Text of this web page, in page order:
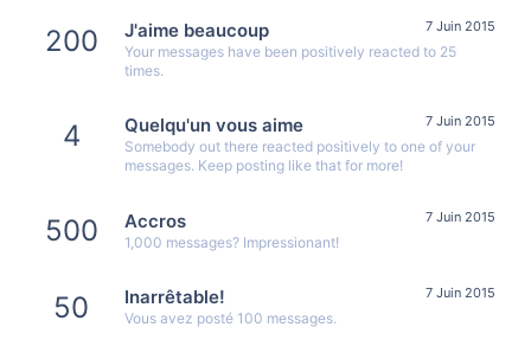
200 7 Juin 2015
J'aime beaucoup
Your messages have been positively reacted to 25
times.
4 7 Juin 2015
Quelqu'un vous aime
Somebody out there reacted positively to one of your
messages. Keep posting like that for more!
500 7 Juin 2015
Accros
1,000 messages? Impressionant!
50 7 Juin 2015
Inarrêtable!
Vous avez posté 100 messages.